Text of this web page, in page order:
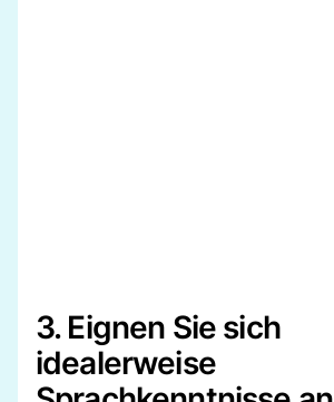
3. Eignen Sie sich
idealerweise